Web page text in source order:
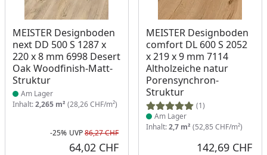
MEISTER Designboden
next DD 500 S 1287 x
220 x 8 mm 6998 Desert
Oak Woodfinish-Matt-
Struktur
Produkt am Lager
Am Lager
Inhalt:2,265 m² (28,26 CHF/m²)
Rabatt in Prozent
-25%
Ursprünglicher Preis
UVP86,27 CHF
64,02 CHF
MEISTER Designboden
comfort DL 600 S 2052
x 219 x 9 mm 7114
Altholzeiche natur
Porensynchron-
Struktur
(1)
Produkt am Lager
Am Lager
Inhalt:2,7 m² (52,85 CHF/m²)
142,69 CHF